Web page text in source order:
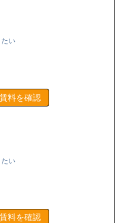
い
賃料を確認
い
賃料を確認